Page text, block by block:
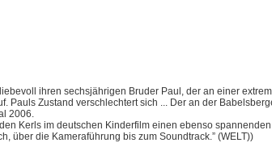
ihren sechsjährigen Bruder Paul, der an einer
Pauls Zustand verschlechtert sich ... Der an der
2006.
Kerls im deutschen Kinderfilm einen ebenso
über die Kameraführung bis zum Soundtrack.” (WELT))